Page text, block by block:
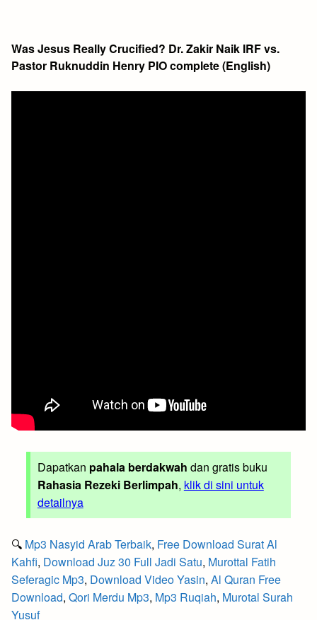
Was Jesus Really Crucified? Dr. Zakir Naik IRF vs.
Pastor Ruknuddin Henry PIO complete (English)
Dapatkan pahala berdakwah dan gratis buku
Rahasia Rezeki Berlimpah, klik di sini untuk
detailnya
🔍 Mp3 Nasyid Arab Terbaik, Free Download Surat Al
Kahfi, Download Juz 30 Full Jadi Satu, Murottal Fatih
Seferagic Mp3, Download Video Yasin, Al Quran Free
Download, Qori Merdu Mp3, Mp3 Ruqiah, Murotal Surah
Yusuf